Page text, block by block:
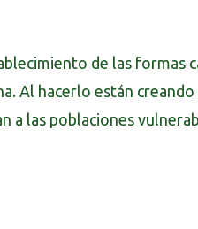
de las formas
Al hacerlo están creando
a las poblaciones